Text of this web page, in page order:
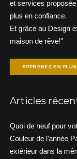
et services
plus en confiance.
Et grâce au Design
maison de rêve!"
APPRENEZ-EN PLUS
Articles
Quoi de neuf pour
Couleur de l’année
extérieur dans la